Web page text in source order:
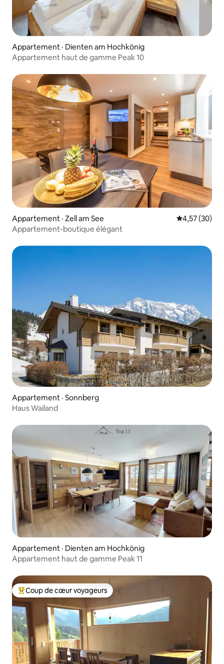
Appartement · Dienten am Hochkönig
Appartement haut de gamme Peak 10
Appartement · Zell am See Note
4,57 (30)
Appartement-boutique élégant
Appartement · Sonnberg
Haus Wailand
Appartement · Dienten am Hochkönig
Appartement haut de gamme Peak 11
Coup de cœur voyageurs parmi les plus aimés
Coup de cœur voyageurs